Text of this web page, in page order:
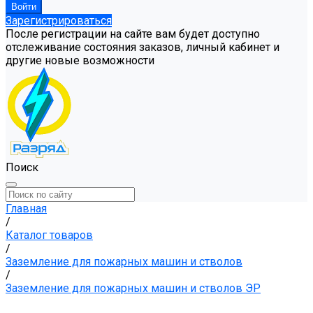
Зарегистрироваться
После регистрации на сайте вам будет доступно
отслеживание состояния заказов, личный кабинет и
другие новые возможности
Поиск
Главная
/
Каталог товаров
/
Заземление для пожарных машин и стволов
/
Заземление для пожарных машин и стволов ЭР